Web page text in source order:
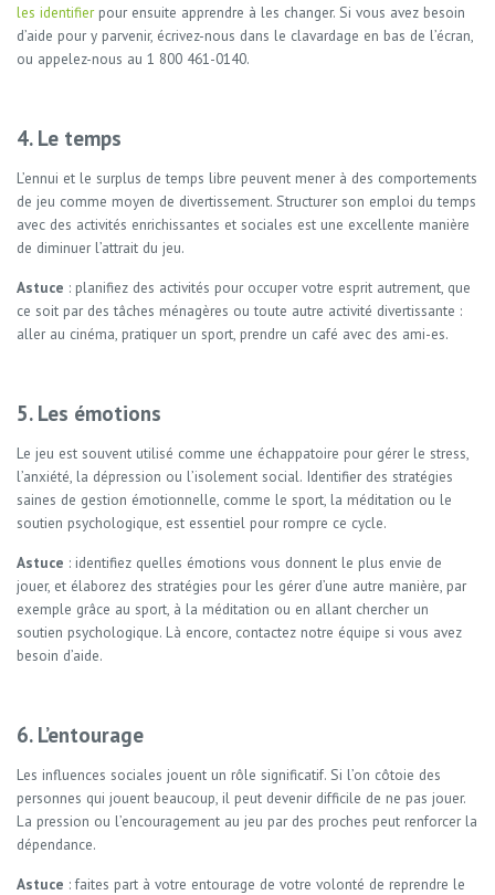
les identifierpour ensuite apprendre à les changer. Si vous avez besoin
d’aide pour y parvenir, écrivez-nous dans le clavardage en bas de l’écran,
ou appelez-nous au 1 800 461-0140.
4. Le temps
L’ennui et le surplus de temps libre peuvent mener à des comportements
de jeu comme moyen de divertissement. Structurer son emploi du temps
avec des activités enrichissantes et sociales est une excellente manière
de diminuer l’attrait du jeu.
Astuce : planifiez des activités pour occuper votre esprit autrement, que
ce soit par des tâches ménagères ou toute autre activité divertissante :
aller au cinéma, pratiquer un sport, prendre un café avec des ami-es.
5. Les émotions
Le jeu est souvent utilisé comme une échappatoire pour gérer le stress,
l’anxiété, la dépression ou l’isolement social. Identifier des stratégies
saines de gestion émotionnelle, comme le sport, la méditation ou le
soutien psychologique, est essentiel pour rompre ce cycle.
Astuce : identifiez quelles émotions vous donnent le plus envie de
jouer, et élaborez des stratégies pour les gérer d’une autre manière, par
exemple grâce au sport, à la méditation ou en allant chercher un
soutien psychologique. Là encore, contactez notre équipe si vous avez
besoin d’aide.
6. L’entourage
Les influences sociales jouent un rôle significatif. Si l’on côtoie des
personnes qui jouent beaucoup, il peut devenir difficile de ne pas jouer.
La pression ou l’encouragement au jeu par des proches peut renforcer la
dépendance.
Astuce : faites part à votre entourage de votre volonté de reprendre le